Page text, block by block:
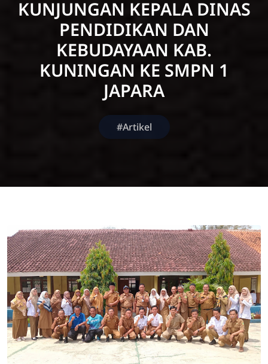
KUNJUNGAN KEPALA DINAS
PENDIDIKAN DAN
KEBUDAYAAN KAB.
KUNINGAN KE SMPN 1
JAPARA
#Artikel